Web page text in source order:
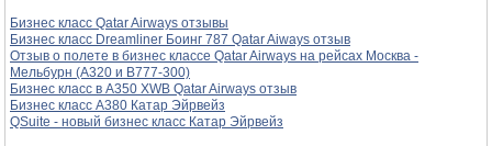
Бизнес класс Qatar Airways отзывы
Бизнес класс Dreamliner Боинг 787 Qatar Aiways отзыв
Отзыв о полете в бизнес классе Qatar Airways на рейсах Москва -
Мельбурн (A320 и B777-300)
Бизнес класс в А350 XWB Qatar Airways отзыв
Бизнес класс А380 Катар Эйрвейз
QSuite - новый бизнес класс Катар Эйрвейз